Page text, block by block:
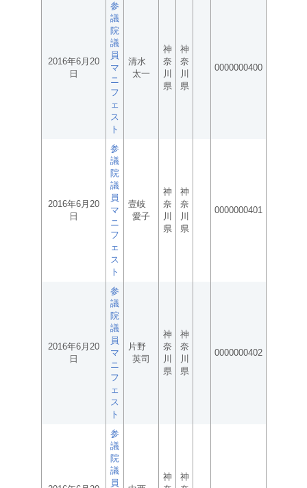
2016年6月20
日
参
議
院
議
員
マ
ニ
フ
ェ
ス
ト
清水
太一
神
奈
川
県
神
奈
川
県
0000000400
2016年6月20
日
参
議
院
議
員
マ
ニ
フ
ェ
ス
ト
壹岐
愛子
神
奈
川
県
神
奈
川
県
0000000401
2016年6月20
日
参
議
院
議
員
マ
ニ
フ
ェ
ス
ト
片野
英司
神
奈
川
県
神
奈
川
県
0000000402
参
議
院
議
員
神
神